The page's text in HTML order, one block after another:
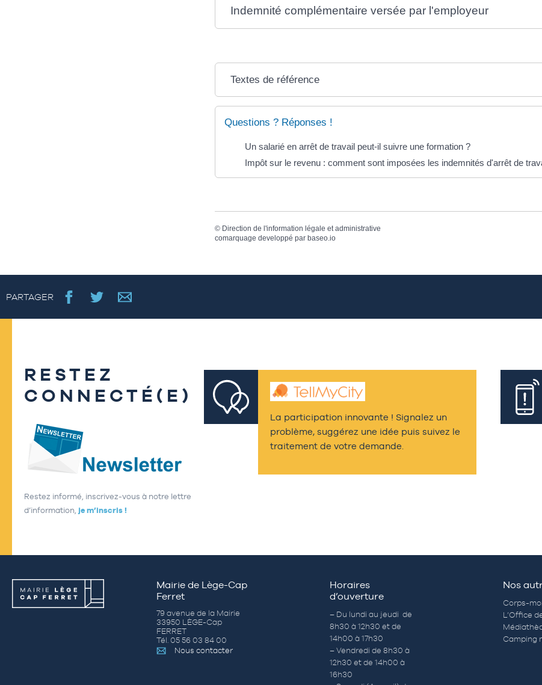
Indemnité complémentaire versée par l'employeur
Textes de référence
Questions ? Réponses !
Un salarié en arrêt de travail peut-il suivre une formation ?
Impôt sur le revenu : comment sont imposées les indemnités d'arrêt de
© Direction de l'information légale et administrative
comarquage developpé par baseo.io
PARTAGER
RESTEZ
CONNECTÉ(E)
Restez informé, inscrivez-vous à notre lettre
d’information, je m’inscris !
La participation innovante ! Signalez un
problème, suggérez une idée puis suivez le
traitement de votre demande.
Mairie de Lège-Cap
Ferret
79 avenue de la Mairie
33950 LÈGE-Cap
FERRET
Tél. 05 56 03 84 00
Nous contacter
Horaires
d’ouverture
– Du lundi au jeudi de
8h30 à 12h30 et de
14h00 à 17h30
– Vendredi de 8h30 à
12h30 et de 14h00 à
16h30
Nos
Corps-
L’Office
Camping